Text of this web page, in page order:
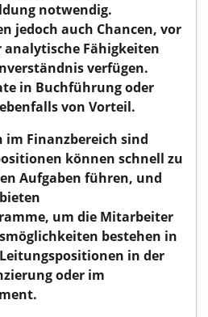
notwendig.
jedoch auch Chancen, vor
Fähigkeiten
verfügen.
in Buchführung oder
von Vorteil.
im Finanzbereich sind
können schnell zu
Aufgaben führen, und
um die Mitarbeiter
bestehen in
in der
oder im